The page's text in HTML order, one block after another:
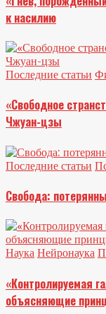
к насилию
Последние статьи
«Свободное
Чжуан-цзы
Последние статьи
Свобода:
Наука Нейронаука
«Контролируемая
объясняющие